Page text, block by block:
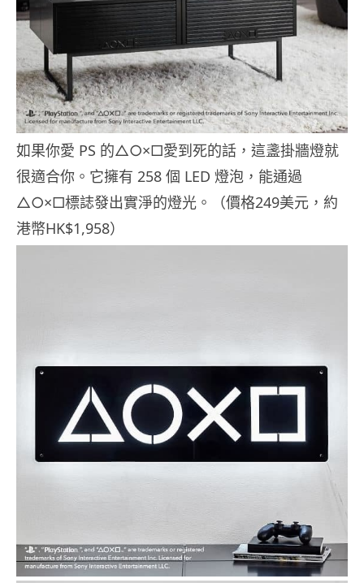
如果你愛 PS 的△○×□愛到死的話，這盞掛牆燈就
很適合你。它擁有 258 個 LED 燈泡，能通過
△○×□標誌發出實淨的燈光。（價格249美元，約
港幣HK$1,958）